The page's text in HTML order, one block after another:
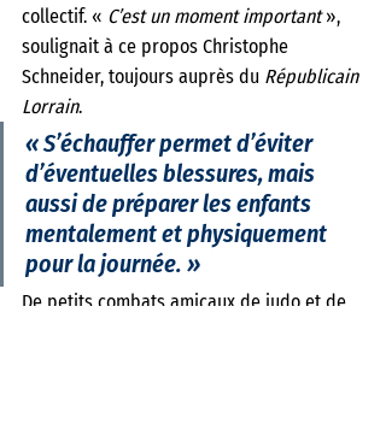
collectif. « C’est un moment important »,
soulignait à ce propos Christophe
Schneider, toujours auprès du Républicain
Lorrain.
« S’échauffer permet d’éviter
d’éventuelles blessures, mais
aussi de préparer les enfants
mentalement et physiquement
pour la journée. »
De petits combats amicaux de judo et de